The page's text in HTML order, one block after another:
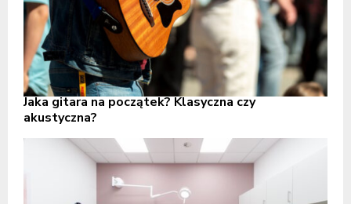
Jaka gitara na początek? Klasyczna czy
akustyczna?